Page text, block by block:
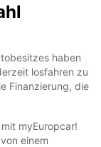
haben
losfahren zu
Finanzierung, die
myEuropcar!
von einem